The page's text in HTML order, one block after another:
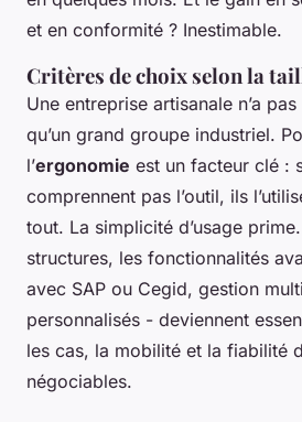
et en conformité ? Inestimable.
Critères de choix selon la
Une entreprise artisanale n’a
qu’un grand groupe industriel.
l’ergonomie est un facteur clé :
comprennent pas l’outil, ils
tout. La simplicité d’usage
structures, les fonctionnalités
avec SAP ou Cegid, gestion
personnalisés - deviennent
les cas, la mobilité et la fiabilité
négociables.